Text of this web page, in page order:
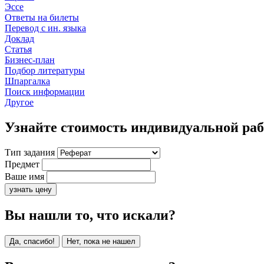
Эссе
Ответы на билеты
Перевод с ин. языка
Доклад
Статья
Бизнес-план
Подбор литературы
Шпаргалка
Поиск информации
Другое
Узнайте стоимость индивидуальной
Тип задания
Предмет
Ваше имя
узнать цену
Вы нашли то, что искали?
Да, спасибо! Нет, пока не нашел